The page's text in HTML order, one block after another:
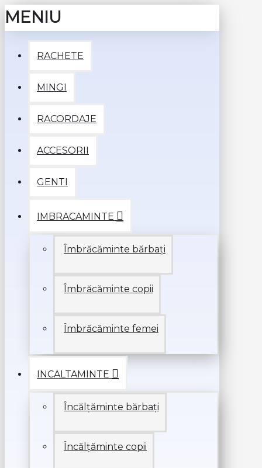
MENIU
RACHETE
MINGI
RACORDAJE
ACCESORII
GENTI
IMBRACAMINTE
Îmbrăcăminte bărbați
Îmbrăcăminte copii
Îmbrăcăminte femei
INCALTAMINTE
Încălțăminte bărbați
Încălțăminte copii